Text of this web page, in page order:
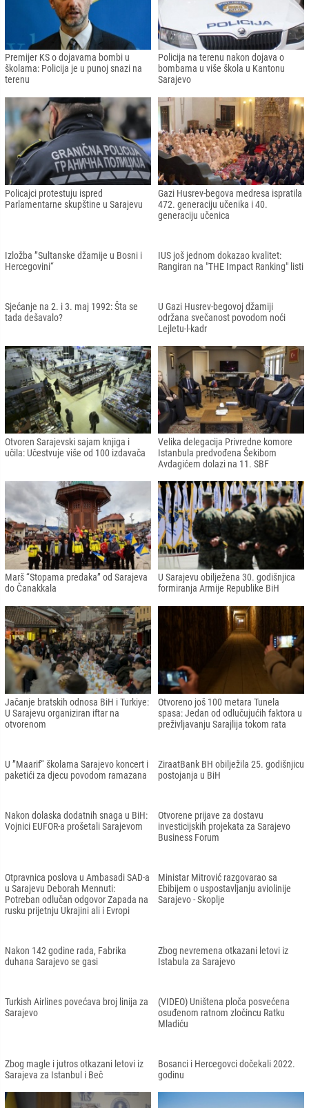
Iz Sarajeva krenula grupa učesnika
Marša mira Sarajevo - Nezuk -
Potačari
"Čas kuhanja" povodom Svjetskog
dana izbjeglica: Pakistanci u Sarajevu
predstavili tradicionalna jela
Cavusoglu u posjeti Sarajevu: Sastao
se sa Kavazovićem i Schmidtom
Sarajevo: U Fondu Memorijala
otvorena izložba posvećena Safetu
Zajki – heroju oslobodilačkog rata
Internacionalni Univerzitet u Sarajevu
ispratio 14. generaciju diplomanata
Sve spremno za remake sarajevskog
derbija iz 1996.
BiH
BBI banka podržala Sajam privrede
Ferhadiji: Na hodnicima ležali ranjeni,
spasili smo 73 osobe
i Karsiyaka Izmir
Premijer KS o dojavama bombi u
školama: Policija je u punoj snazi na
terenu
Policija na terenu nakon dojava o
bombama u više škola u Kantonu
Sarajevo
Policajci protestuju ispred
Parlamentarne skupštine u Sarajevu
Gazi Husrev-begova medresa ispratila
472. generaciju učenika i 40.
generaciju učenica
Izložba ”Sultanske džamije u Bosni i
Hercegovini“
IUS još jednom dokazao kvalitet:
Rangiran na "THE Impact Ranking" listi
Sjećanje na 2. i 3. maj 1992: Šta se
tada dešavalo?
U Gazi Husrev-begovoj džamiji
održana svečanost povodom noći
Lejletu-l-kadr
Otvoren Sarajevski sajam knjiga i
učila: Učestvuje više od 100 izdavača
Velika delegacija Privredne komore
Istanbula predvođena Šekibom
Avdagićem dolazi na 11. SBF
Marš “Stopama predaka” od Sarajeva
do Čanakkala
U Sarajevu obilježena 30. godišnjica
formiranja Armije Republike BiH
Jačanje bratskih odnosa BiH i Turkiye:
U Sarajevu organiziran iftar na
otvorenom
Otvoreno još 100 metara Tunela
spasa: Jedan od odlučujućih faktora u
preživljavanju Sarajlija tokom rata